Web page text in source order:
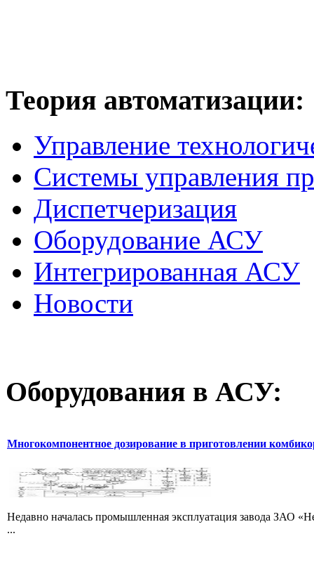
Теория автоматизации:
Управление
Системы управления
Диспетчеризация
Оборудование АСУ
Интегрированная АСУ
Новости
Оборудования в АСУ:
Многокомпонентное дозирование в приготовлении
Недавно началась промышленная эксплуатация завода ЗАО
...